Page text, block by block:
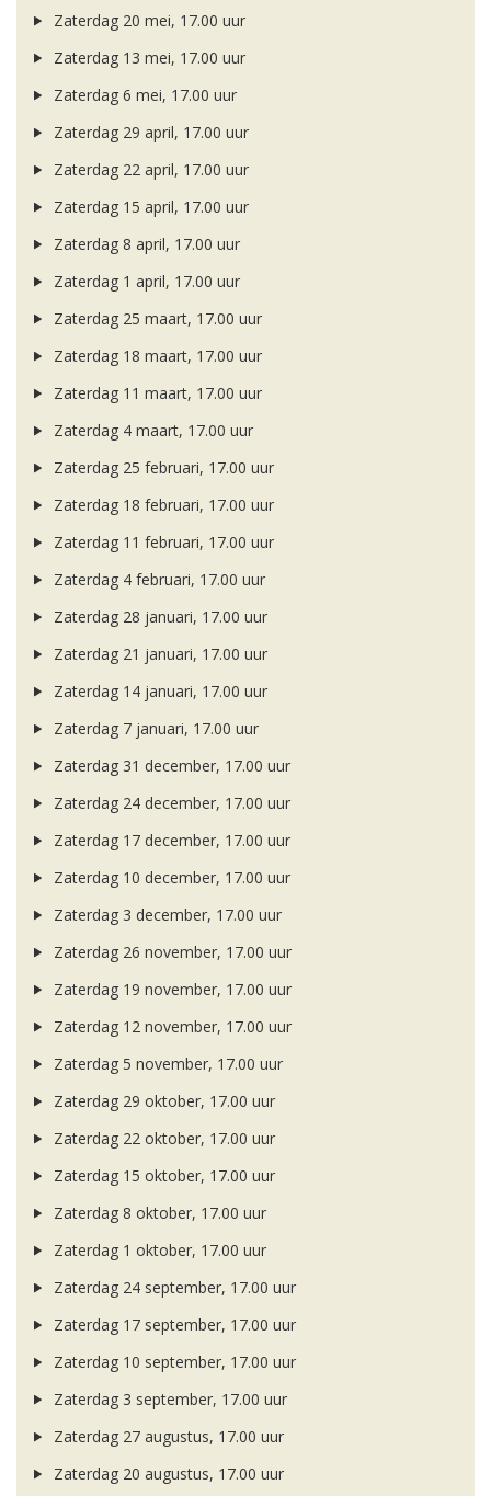
Zaterdag 20 mei, 17.00 uur
Zaterdag 13 mei, 17.00 uur
Zaterdag 6 mei, 17.00 uur
Zaterdag 29 april, 17.00 uur
Zaterdag 22 april, 17.00 uur
Zaterdag 15 april, 17.00 uur
Zaterdag 8 april, 17.00 uur
Zaterdag 1 april, 17.00 uur
Zaterdag 25 maart, 17.00 uur
Zaterdag 18 maart, 17.00 uur
Zaterdag 11 maart, 17.00 uur
Zaterdag 4 maart, 17.00 uur
Zaterdag 25 februari, 17.00 uur
Zaterdag 18 februari, 17.00 uur
Zaterdag 11 februari, 17.00 uur
Zaterdag 4 februari, 17.00 uur
Zaterdag 28 januari, 17.00 uur
Zaterdag 21 januari, 17.00 uur
Zaterdag 14 januari, 17.00 uur
Zaterdag 7 januari, 17.00 uur
Zaterdag 31 december, 17.00 uur
Zaterdag 24 december, 17.00 uur
Zaterdag 17 december, 17.00 uur
Zaterdag 10 december, 17.00 uur
Zaterdag 3 december, 17.00 uur
Zaterdag 26 november, 17.00 uur
Zaterdag 19 november, 17.00 uur
Zaterdag 12 november, 17.00 uur
Zaterdag 5 november, 17.00 uur
Zaterdag 29 oktober, 17.00 uur
Zaterdag 22 oktober, 17.00 uur
Zaterdag 15 oktober, 17.00 uur
Zaterdag 8 oktober, 17.00 uur
Zaterdag 1 oktober, 17.00 uur
Zaterdag 24 september, 17.00 uur
Zaterdag 17 september, 17.00 uur
Zaterdag 10 september, 17.00 uur
Zaterdag 3 september, 17.00 uur
Zaterdag 27 augustus, 17.00 uur
Zaterdag 20 augustus, 17.00 uur